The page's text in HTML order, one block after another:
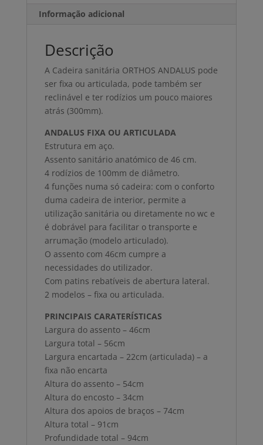
Informação adicional
Descrição
A Cadeira sanitária ORTHOS ANDALUS pode
ser fixa ou articulada, pode também ser
reclinável e ter rodízios um pouco maiores
atrás (300mm).
ANDALUS FIXA OU ARTICULADA
Estrutura em aço.
Assento sanitário anatómico de 46 cm.
4 rodízios de 100mm de diâmetro.
4 funções numa só cadeira: com o conforto
duma cadeira de interior, permite a
utilização sanitária ou diretamente no wc e
é dobrável para facilitar o transporte e
arrumação (modelo articulado).
O assento com 46cm cumpre a
necessidades do utilizador.
Com patins rebatíveis de abertura lateral.
2 modelos – fixa ou articulada.
PRINCIPAIS CARATERÍSTICAS
Largura do assento – 46cm
Largura total – 56cm
Largura encartada – 22cm (articulada) – a
fixa não encarta
Altura do assento – 54cm
Altura do encosto – 34cm
Altura dos apoios de braços – 74cm
Altura total – 91cm
Profundidade total – 94cm